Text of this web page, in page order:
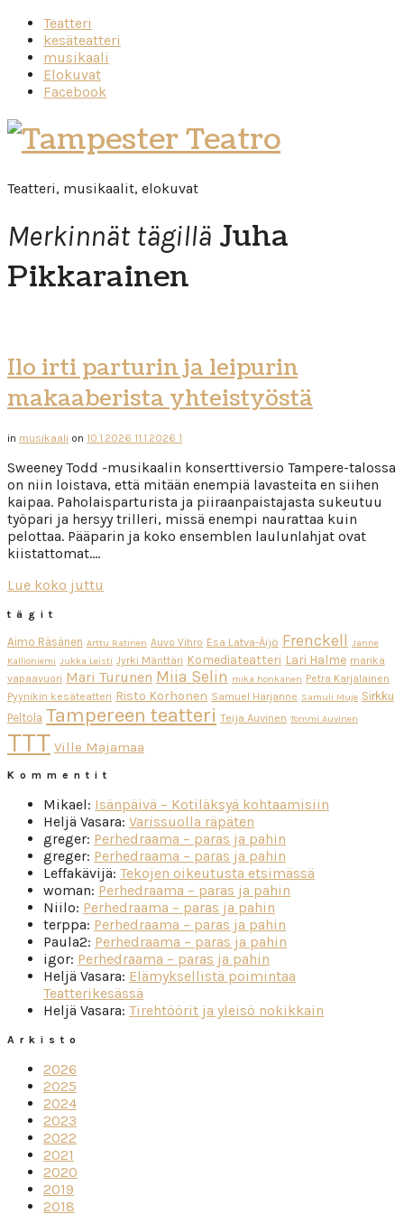
Teatteri
kesäteatteri
musikaali
Elokuvat
Facebook
Tampester
Teatro
Teatteri, musikaalit, elokuvat
Merkinnät tägillä Juha
Pikkarainen
Ilo irti parturin ja leipurin
makaaberista yhteistyöstä
in musikaali on 10.1.2026 11.1.2026 1
Sweeney Todd -musikaalin konserttiversio Tampere-talossa
on niin loistava, että mitään enempiä lavasteita en siihen
kaipaa. Paholaisparturista ja piiraanpaistajasta sukeutuu
työpari ja hersyy trilleri, missä enempi naurattaa kuin
pelottaa. Pääparin ja koko ensemblen laulunlahjat ovat
kiistattomat….
Lue koko juttu
tägit
Aimo Räsänen Arttu Ratinen Auvo Vihro Esa Latva-Äijö Frenckell
Janne
Kallioniemi
Jukka Leisti Jyrki Mänttäri Komediateatteri Lari Halme marika
vapaavuori Mari Turunen Miia Selin mika honkanen Petra Karjalainen
Pyynikin kesäteatteri Risto Korhonen Samuel Harjanne Samuli Muje Sirkku
Peltola Tampereen teatteri Teija Auvinen Tommi Auvinen
TTT Ville Majamaa
Kommentit
Mikael: Isänpäivä – Kotiläksyä kohtaamisiin
Heljä Vasara: Varissuolla räpäten
greger: Perhedraama – paras ja pahin
greger: Perhedraama – paras ja pahin
Leffakävijä: Tekojen oikeutusta etsimässä
woman: Perhedraama – paras ja pahin
Niilo: Perhedraama – paras ja pahin
terppa: Perhedraama – paras ja pahin
Paula2: Perhedraama – paras ja pahin
igor: Perhedraama – paras ja pahin
Heljä Vasara: Elämyksellistä poimintaa
Teatterikesässä
Heljä Vasara: Tirehtöörit ja yleisö nokikkain
Arkisto
2026
2025
2024
2023
2022
2021
2020
2019
2018